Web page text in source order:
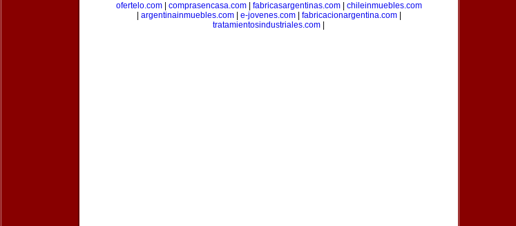
ofertelo.com| comprasencasa.com| fabricasargentinas.com| chileinmuebles.com
argentinainmuebles.com| e-jovenes.com| fabricacionargentina.com|
tratamientosindustriales.com